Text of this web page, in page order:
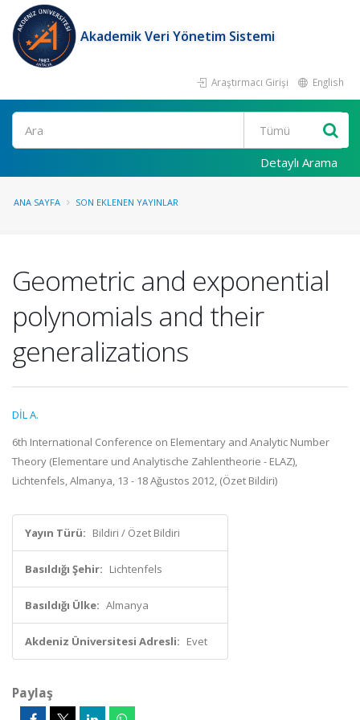
Akademik Veri Yönetim Sistemi
Araştırmacı Girişi English
Ara
Detaylı Arama
ANA SAYFA SON EKLENEN YAYINLAR
Geometric and exponential
polynomials and their
generalizations
DİL A.
6th International Conference on Elementary and Analytic Number
Theory (Elementare und Analytische Zahlentheorie - ELAZ),
Lichtenfels, Almanya, 13 - 18 Ağustos 2012, (Özet Bildiri)
Yayın Türü: Bildiri / Özet Bildiri
Basıldığı Şehir: Lichtenfels
Basıldığı Ülke: Almanya
Akdeniz Üniversitesi Adresli: Evet
Paylaş